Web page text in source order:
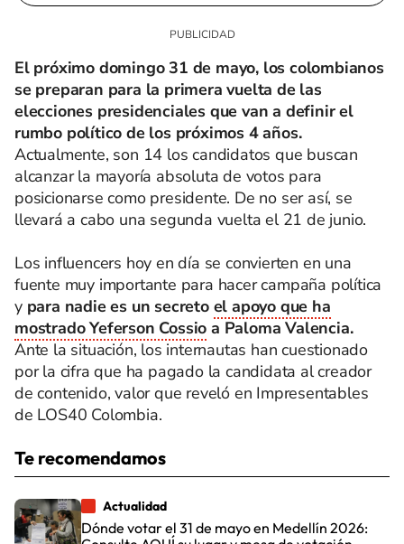
El próximo domingo 31 de mayo, los colombianos
se preparan para la primera vuelta de las
elecciones presidenciales que van a definir el
rumbo político de los próximos 4 años.
Actualmente, son 14 los candidatos que buscan
alcanzar la mayoría absoluta de votos para
posicionarse como presidente. De no ser así, se
llevará a cabo una segunda vuelta el 21 de junio.
Los influencers hoy en día se convierten en una
fuente muy importante para hacer campaña política
ypara nadie es un secreto el apoyo que ha
mostrado Yeferson Cossio a Paloma Valencia.
Ante la situación, los internautas han cuestionado
por la cifra que ha pagado la candidata al creador
de contenido, valor que reveló en Impresentables
de LOS40 Colombia.
Te recomendamos
Actualidad
Dónde votar el 31 de mayo en Medellín 2026: